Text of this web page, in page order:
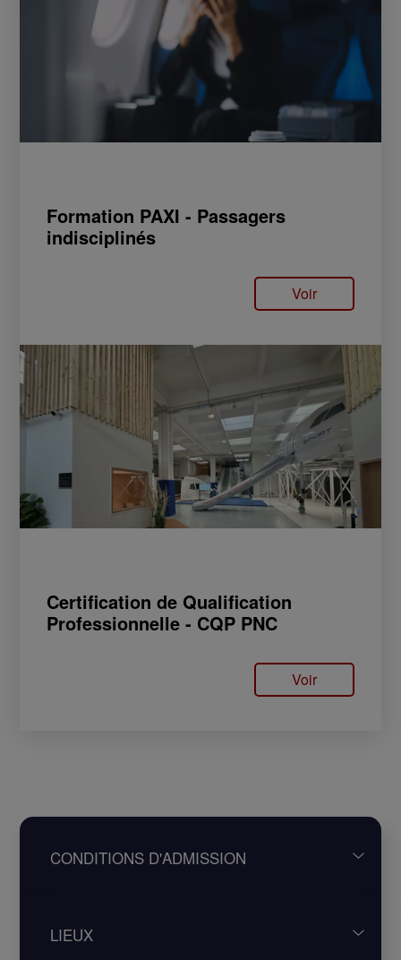
Formation PAXI - Passagers
indisciplinés
Voir
Certification de Qualification
Professionnelle - CQP PNC
Voir
CONDITIONS D'ADMISSION
Recrutements effectués par les compagnies
aériennes.
LIEUX